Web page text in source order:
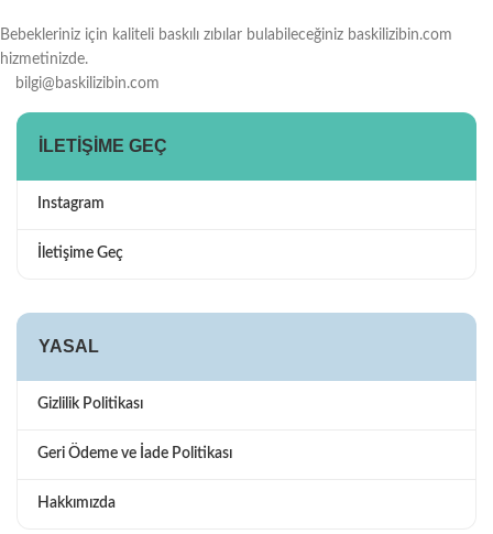
Bebekleriniz için kaliteli baskılı zıbılar bulabileceğiniz baskilizibin.com
hizmetinizde.
bilgi@baskilizibin.com
İLETIŞIME GEÇ
Instagram
İletişime Geç
YASAL
Gizlilik Politikası
Geri Ödeme ve İade Politikası
Hakkımızda